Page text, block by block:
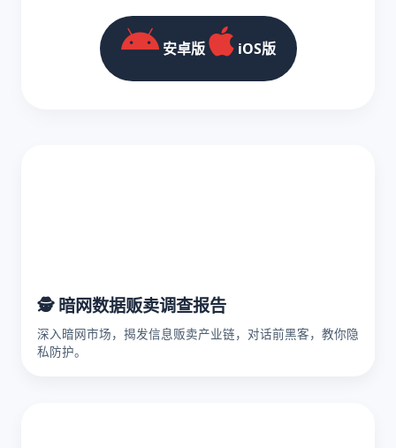
安卓版 iOS版
🕵️ 暗网数据贩卖调查报告
深入暗网市场，揭发信息贩卖产业链，对话前黑客，教你隐
私防护。